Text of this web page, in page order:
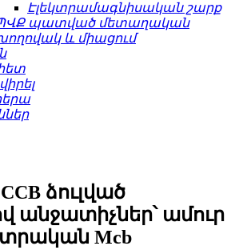
Էլեկտրամագնիսական շարք
պատված մետաղական
և միացում
ձուլված
անջատիչներ՝ ամուր
Mcb